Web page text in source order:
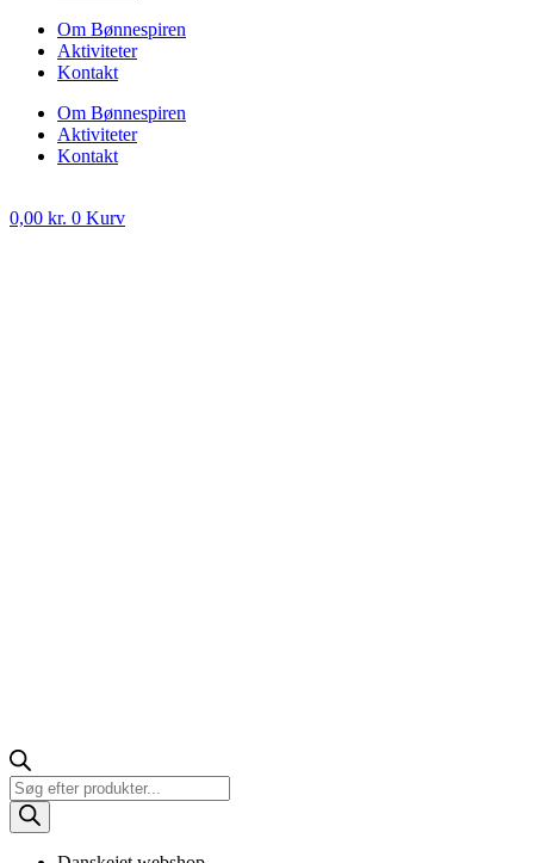
Om Bønnespiren
Aktiviteter
Kontakt
Om Bønnespiren
Aktiviteter
Kontakt
0,00 kr. 0 Kurv
Products
search